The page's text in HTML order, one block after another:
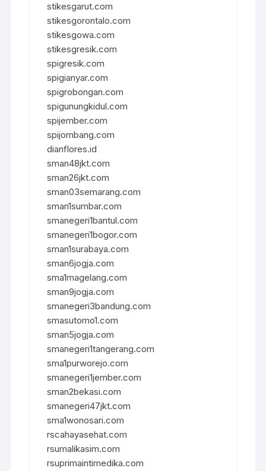
stikesgarut.com
stikesgorontalo.com
stikesgowa.com
stikesgresik.com
spigresik.com
spigianyar.com
spigrobongan.com
spigunungkidul.com
spijember.com
spijombang.com
dianflores.id
sman48jkt.com
sman26jkt.com
sman03semarang.com
sman1sumbar.com
smanegeri1bantul.com
smanegeri1bogor.com
sman1surabaya.com
sman6jogja.com
sma1magelang.com
sman9jogja.com
smanegeri3bandung.com
smasutomo1.com
sman5jogja.com
smanegeri1tangerang.com
sma1purworejo.com
smanegeri1jember.com
sman2bekasi.com
smanegeri47jkt.com
sma1wonosari.com
rscahayasehat.com
rsumalikasim.com
rsuprimaintimedika.com